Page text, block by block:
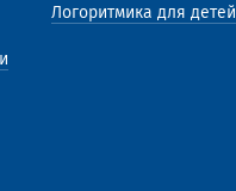
Логоритмика для детей